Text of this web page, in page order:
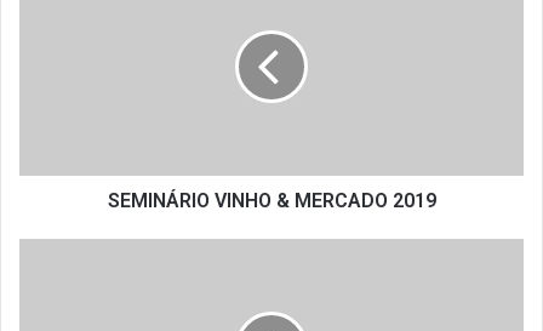
SEMINÁRIO VINHO & MERCADO 2019